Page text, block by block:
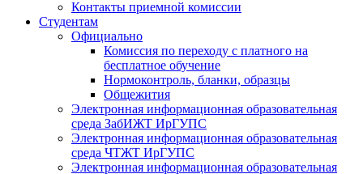
Контакты приемной комиссии
Студентам
Официально
Комиссия по переходу с платного на
бесплатное обучение
Нормоконтроль, бланки, образцы
Общежития
Электронная информационная образовательная
среда ЗабИЖТ ИрГУПС
Электронная информационная образовательная
среда ЧТЖТ ИрГУПС
Электронная информационная образовательная